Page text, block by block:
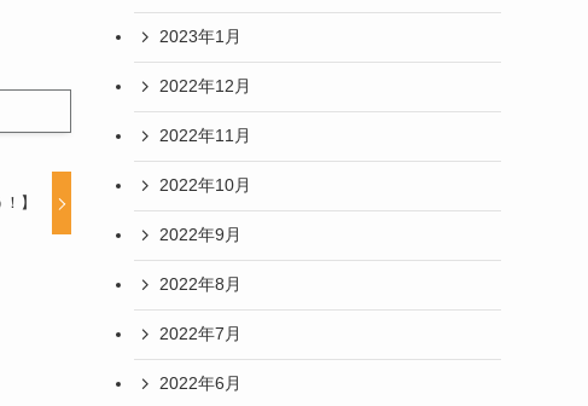
】
2023年1月
2022年12月
2022年11月
2022年10月
2022年9月
2022年8月
2022年7月
2022年6月